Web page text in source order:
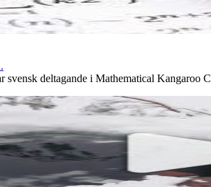
deltagande i Mathematical Kangaroo